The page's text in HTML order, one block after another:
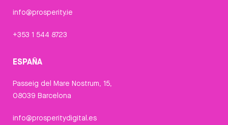
info@prosperity.ie
+353 1 544 8723
ESPAÑA
Passeig del Mare Nostrum, 15,
08039 Barcelona
info@prosperitydigital.es